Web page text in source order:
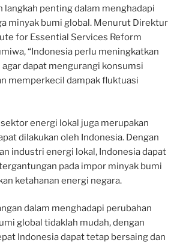
langkah penting dalam menghadapi
minyak bumi global. Menurut Direktur
for Essential Services Reform
“Indonesia perlu meningkatkan
dapat mengurangi konsumsi
memperkecil dampak fluktuasi
energi lokal juga merupakan
dilakukan oleh Indonesia. Dengan
industri energi lokal, Indonesia dapat
pada impor minyak bumi
ketahanan energi negara.
dalam menghadapi perubahan
global tidaklah mudah, dengan
Indonesia dapat tetap bersaing dan